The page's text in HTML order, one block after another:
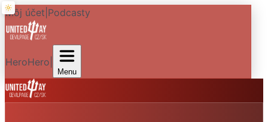
Môj účet Podcasty
HeroHero
Menu